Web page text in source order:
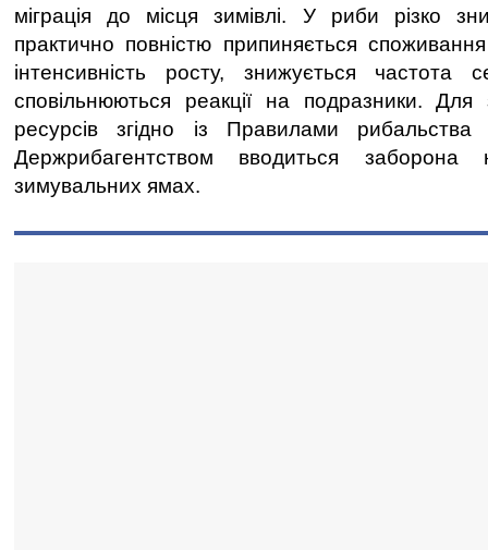
міграція до місця зимівлі. У риби різко
практично повністю припиняється споживання
інтенсивність росту, знижується частота
сповільнюються реакції на подразники.
ресурсів згідно із Правилами
Держрибагентством вводиться
зимувальних ямах.